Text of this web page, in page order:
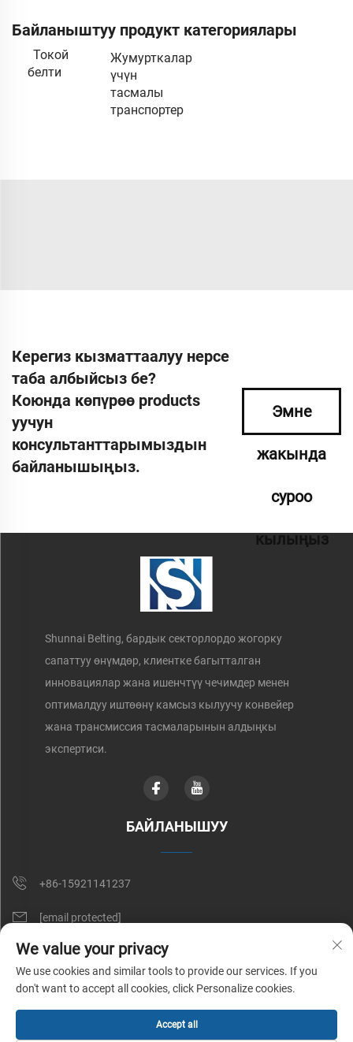
Байланыштуу продукт категориялары
Токой
белти
Жумурткалар
үчүн
тасмалы
транспортер
Керегиз кызматтаалуу нерсе
таба албыйсыз бе?
Коюнда көпүрөө products
уучун
консультанттарымыздын
байланышыңыз.
Эмне
жакында
суроо
кылыңыз
Shunnai Belting, бардык секторлордо жогорку
сапаттуу өнүмдөр, клиентке багытталган
инновациялар жана ишенчтүү чечимдер менен
оптималдуу иштөөнү камсыз кылуучу конвейер
жана трансмиссия тасмаларынын алдыңкы
экспертиси.
БАЙЛАНЫШУУ
+86-15921141237
[email protected]
RM 602, NO. 1509, CAOAN ROAD, SHANGHAI, CHINA
Бардык укуктар корголгон © Shunnai Belting (Shanghai) Co., Ltd. |
Купуялык саясаты
We value your privacy
We use cookies and similar tools to provide our services. If you
don't want to accept all cookies, click Personalize cookies.
Accept all